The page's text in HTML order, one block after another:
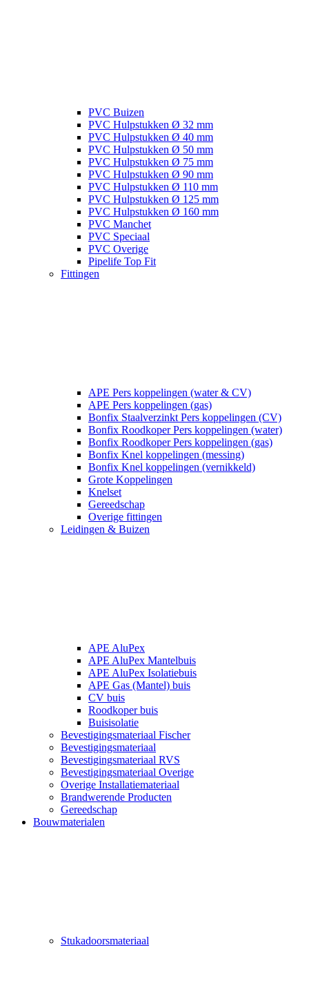
PVC Buizen
PVC Hulpstukken Ø 32 mm
PVC Hulpstukken Ø 40 mm
PVC Hulpstukken Ø 50 mm
PVC Hulpstukken Ø 75 mm
PVC Hulpstukken Ø 90 mm
PVC Hulpstukken Ø 110 mm
PVC Hulpstukken Ø 125 mm
PVC Hulpstukken Ø 160 mm
PVC Manchet
PVC Speciaal
PVC Overige
Pipelife Top Fit
Fittingen
APE Pers koppelingen (water & CV)
APE Pers koppelingen (gas)
Bonfix Staalverzinkt Pers koppelingen (CV)
Bonfix Roodkoper Pers koppelingen (water)
Bonfix Roodkoper Pers koppelingen (gas)
Bonfix Knel koppelingen (messing)
Bonfix Knel koppelingen (vernikkeld)
Grote Koppelingen
Knelset
Gereedschap
Overige fittingen
Leidingen & Buizen
APE AluPex
APE AluPex Mantelbuis
APE AluPex Isolatiebuis
APE Gas (Mantel) buis
CV buis
Roodkoper buis
Buisisolatie
Bevestigingsmateriaal Fischer
Bevestigingsmateriaal
Bevestigingsmateriaal RVS
Bevestigingsmateriaal Overige
Overige Installatiemateriaal
Brandwerende Producten
Gereedschap
Bouwmaterialen
Stukadoorsmateriaal